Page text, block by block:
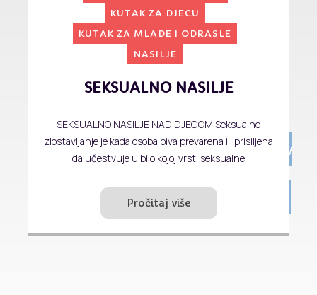
Obrati nam se besplatno,
anonimno i povjerljivo.
SEKS I ZAŠTITA
SEKS
SEKSUALNI ODNOSI Seksom se naziva spolni odnos
Pročitaj više